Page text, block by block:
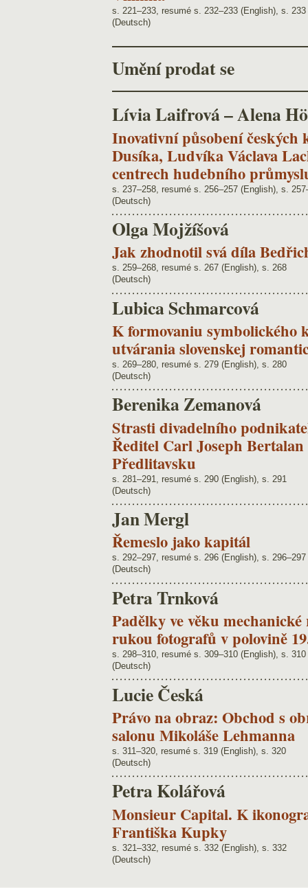
s. 221–233, resumé s. 232–233 (English), s. 233
(Deutsch)
Umění prodat se
Lívia Laifrová – Alena
Inovativní působení českých
Dusíka, Ludvíka Václava
centrech hudebního
s. 237–258, resumé s. 256–257 (English), s.
(Deutsch)
Olga Mojžíšová
Jak zhodnotil svá díla
s. 259–268, resumé s. 267 (English), s. 268
(Deutsch)
Lubica Schmarcová
K formovaniu symbolického
utvárania slovenskej
s. 269–280, resumé s. 279 (English), s. 280
(Deutsch)
Berenika Zemanová
Strasti divadelního
Ředitel Carl Joseph
Předlitavsku
s. 281–291, resumé s. 290 (English), s. 291
(Deutsch)
Jan Mergl
Řemeslo jako kapitál
s. 292–297, resumé s. 296 (English), s. 296–297
(Deutsch)
Petra Trnková
Padělky ve věku
rukou fotografů v polovině
s. 298–310, resumé s. 309–310 (English), s. 310
(Deutsch)
Lucie Česká
Právo na obraz: Obchod s
salonu Mikoláše Lehmanna
s. 311–320, resumé s. 319 (English), s. 320
(Deutsch)
Petra Kolářová
Monsieur Capital. K
Františka Kupky
s. 321–332, resumé s. 332 (English), s. 332
(Deutsch)